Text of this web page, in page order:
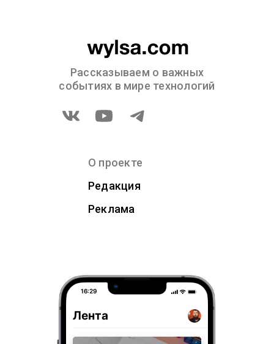
Рассказываем о важных
событиях в мире технологий
О проекте
Редакция
Реклама
16:29
Лента